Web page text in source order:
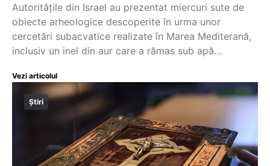
Autorităţile din Israel au prezentat miercuri sute de
obiecte arheologice descoperite în urma unor
cercetări subacvatice realizate în Marea Mediterană,
inclusiv un inel din aur care a rămas sub apă…
Vezi articolul
Știri